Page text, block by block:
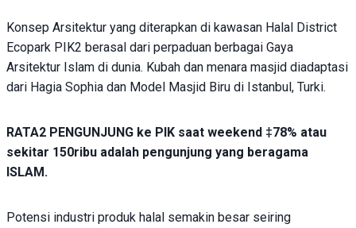
Konsep Arsitektur yang diterapkan di kawasan Halal District
Ecopark PIK2 berasal dari perpaduan berbagai Gaya
Arsitektur Islam di dunia. Kubah dan menara masjid diadaptasi
dari Hagia Sophia dan Model Masjid Biru di Istanbul, Turki.
RATA2 PENGUNJUNG ke PIK saat weekend ‡78% atau
sekitar 150ribu adalah pengunjung yang beragama
ISLAM.
Potensi industri produk halal semakin besar seiring